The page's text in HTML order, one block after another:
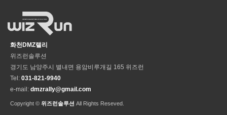
화천DMZ랠리
위즈런솔루션
경기도 남양주시 별내면 용암비루개길 165 위즈런
Tel: 031-821-9940
e-mail: dmzrally@gmail.com
Copyright © 위즈런솔루션 All Rights Reseved.